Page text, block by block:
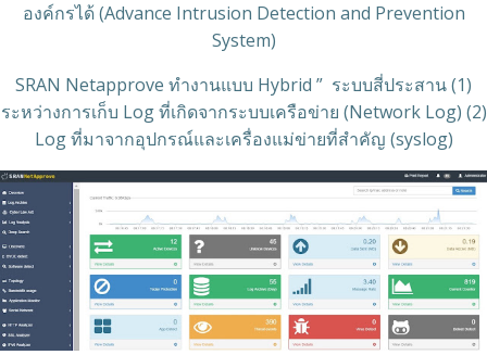
องค์กรได้ (Advance Intrusion Detection and Prevention
System)
SRAN Netapprove ทำงานแบบ Hybrid ” ระบบสี่ประสาน (1)
ระหว่างการเก็บ Log ที่เกิดจากระบบเครือข่าย (Network Log) (2)
Log ที่มาจากอุปกรณ์และเครื่องแม่ข่ายที่สำคัญ (syslog)